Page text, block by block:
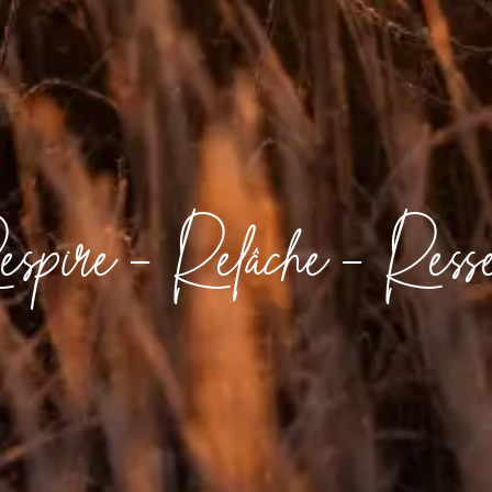
- Relâche -